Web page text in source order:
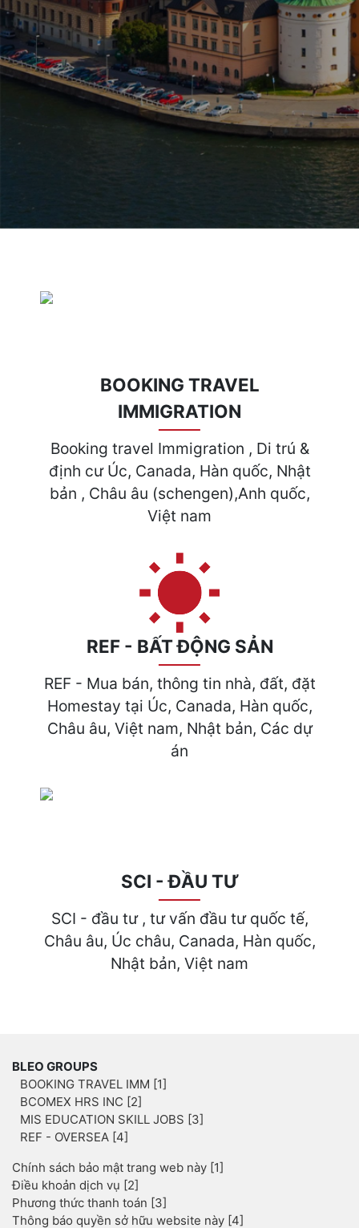
BOOKING TRAVEL
IMMIGRATION
Booking travel Immigration , Di trú &
định cư Úc, Canada, Hàn quốc, Nhật
bản , Châu âu (schengen),Anh quốc,
Việt nam
REF - BẤT ĐỘNG SẢN
REF - Mua bán, thông tin nhà, đất, đặt
Homestay tại Úc, Canada, Hàn quốc,
Châu âu, Việt nam, Nhật bản, Các dự
án
SCI - ĐẦU TƯ
SCI - đầu tư , tư vấn đầu tư quốc tế,
Châu âu, Úc châu, Canada, Hàn quốc,
Nhật bản, Việt nam
BLEO GROUPS
BOOKING TRAVEL IMM [1]
BCOMEX HRS INC [2]
MIS EDUCATION SKILL JOBS [3]
REF - OVERSEA [4]
Chính sách bảo mật trang web này [1]
Điều khoản dịch vụ [2]
Phương thức thanh toán [3]
Thông báo quyền sở hữu website này [4]